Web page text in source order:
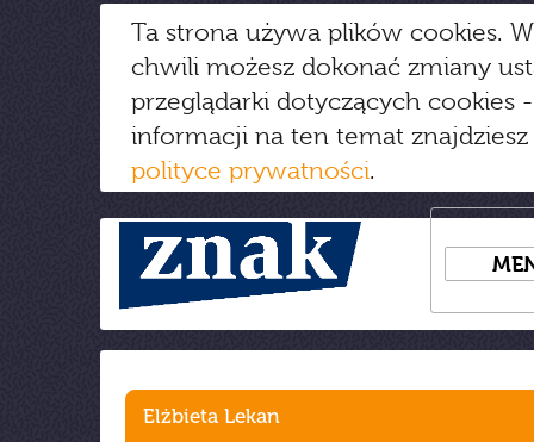
Ta strona używa plików cookies.
chwili możesz dokonać zmiany
przeglądarki dotyczących cookies
informacji na ten temat
polityce prywatności.
Elżbieta Lekan